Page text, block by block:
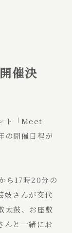
催決
ト「Meet
開催日程が
ら17時20分の
妓さんが交代
太鼓、お座敷
んと一緒にお